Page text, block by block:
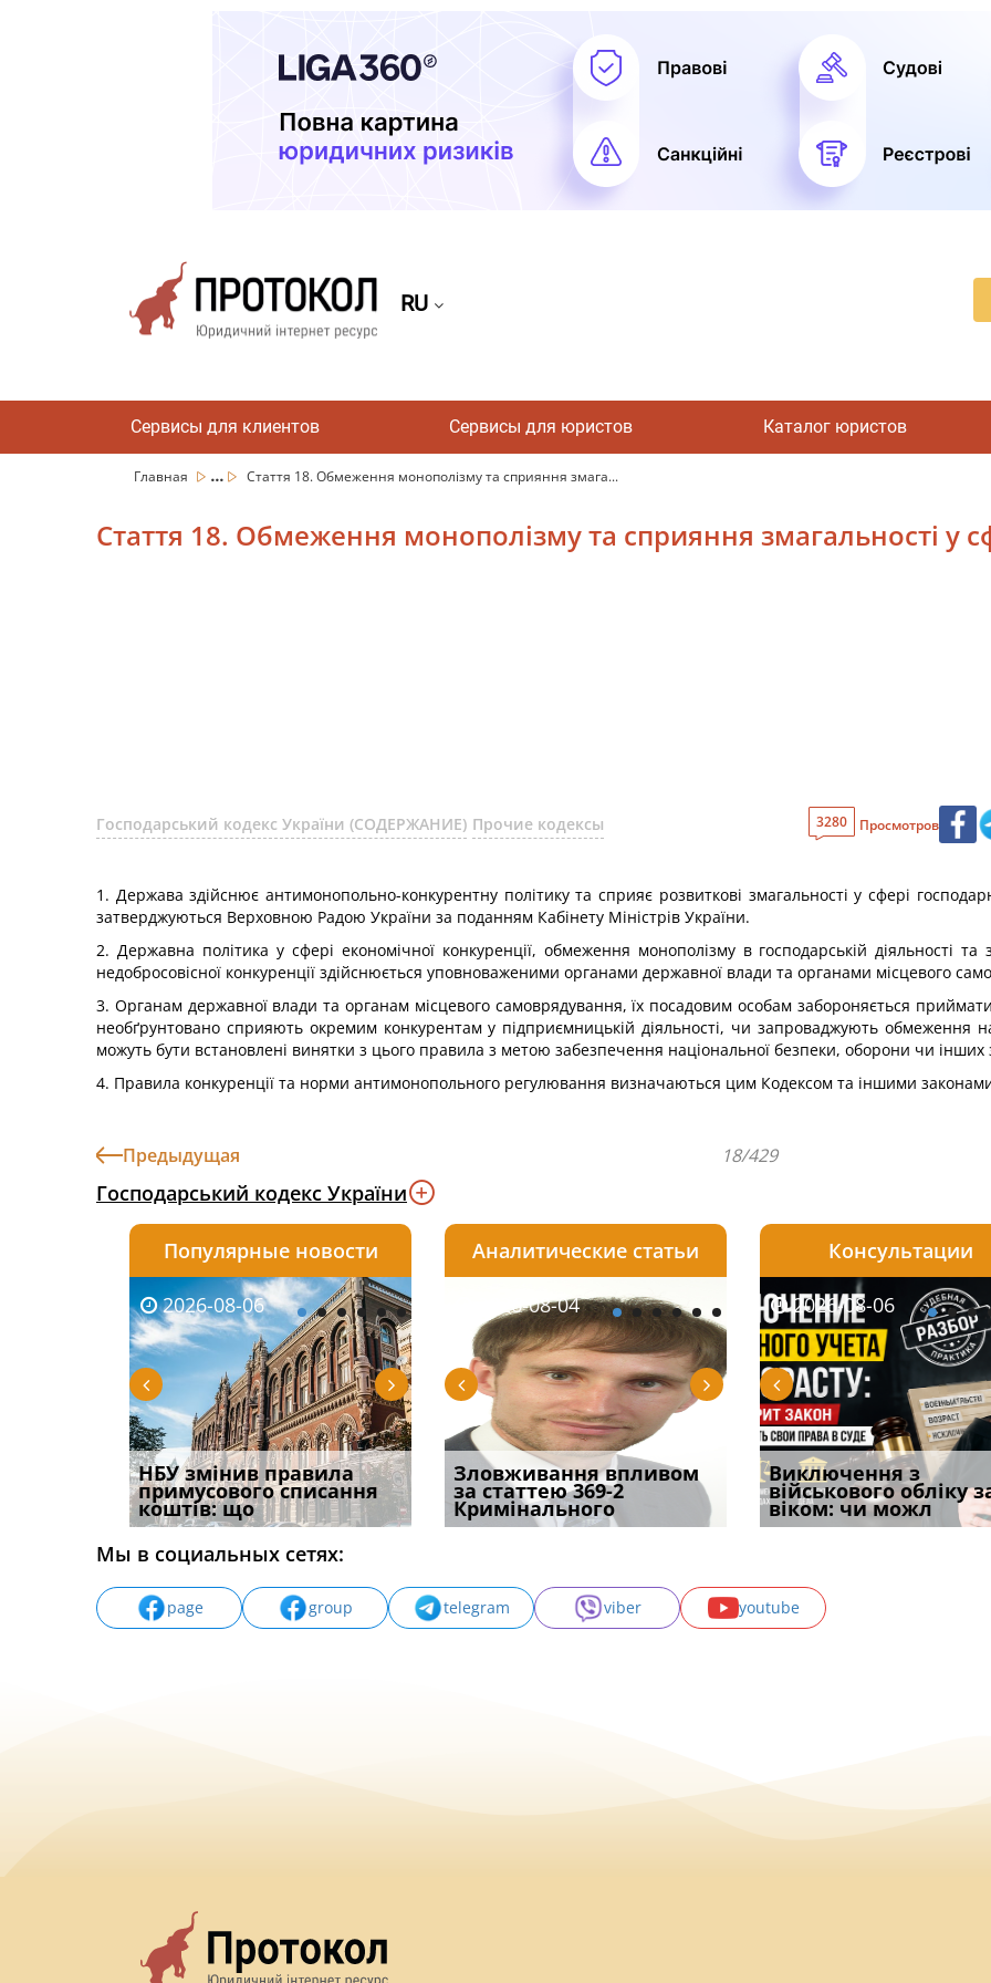
RU
Сервисы для клиентов Сервисы для юристов Каталог юристов
Главная ... Стаття 18. Обмеження монополізму та сприяння змага...
Стаття 18. Обмеження монополізму та сприяння змагальності у
Господарський кодекс України (СОДЕРЖАНИЕ) Прочие кодексы 3280 Просмотров
1. Держава здійснює антимонопольно-конкурентну політику та сприяє розвиткові змагальності у сфері
затверджуються Верховною Радою України за поданням Кабінету Міністрів України.
2. Державна політика у сфері економічної конкуренції, обмеження монополізму в господарській діяльності та
недобросовісної конкуренції здійснюється уповноваженими органами державної влади та органами місцевого
3. Органам державної влади та органам місцевого самоврядування, їх посадовим особам забороняється
необґрунтовано сприяють окремим конкурентам у підприємницькій діяльності, чи запроваджують обмеження
можуть бути встановлені винятки з цього правила з метою забезпечення національної безпеки, оборони чи інших
4. Правила конкуренції та норми антимонопольного регулювання визначаються цим Кодексом та іншими
Предыдущая 18/429
Господарський кодекс України
Популярные новости
2026-08-06
НБУ змінив правила
примусового списання
коштів: що
2026-08-05
Правомірним і
ефективним способом
захисту речових
2026-08-05
Чоловік помер, але
позика залишилася: як
фраза «на
Аналитические статьи
2026-08-03
Водії можуть отримати
компенсацію за
незаконні дії
2026-08-04
Зловживання впливом
за статтею 369-2
Кримінального
2026-08-04
Переоформлення
відстрочки за іншою
підставою: нов
Консультации
2026-07-27
Бронирование отменят с
1 сентября? Что на
самом де
2026-08-06
Виключення з
військового обліку
віком: чи можл
2026-07-30
Восьмий ААС
підтвердив, що
може скас
Мы в социальных сетях:
page group telegram viber youtube